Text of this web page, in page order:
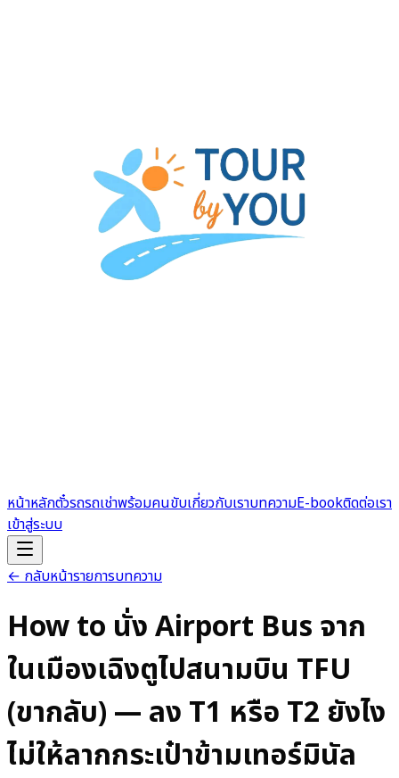
หน้าหลักตั๋วรถรถเช่าพร้อมคนขับเกี่ยวกับเราบทความE-bookติดต่อเรา
เข้าสู่ระบบ
← กลับหน้ารายการบทความ
How to นั่ง Airport Bus จาก
ในเมืองเฉิงตูไปสนามบิน TFU
(ขากลับ) — ลง T1 หรือ T2 ยังไง
ไม่ให้ลากกระเป๋าข้ามเทอร์มินัล